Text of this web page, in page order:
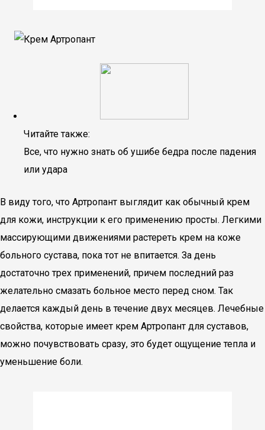
Читайте также:
Все, что нужно знать об ушибе бедра после падения
или удара
В виду того, что Артропант выглядит как обычный крем
для кожи, инструкции к его применению просты. Легкими
массирующими движениями растереть крем на коже
больного сустава, пока тот не впитается. За день
достаточно трех применений, причем последний раз
желательно смазать больное место перед сном. Так
делается каждый день в течение двух месяцев. Лечебные
свойства, которые имеет крем Артропант для суставов,
можно почувствовать сразу, это будет ощущение тепла и
уменьшение боли.